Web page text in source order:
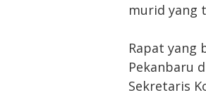
murid yang
Rapat yang
Pekanbaru
Sekretaris